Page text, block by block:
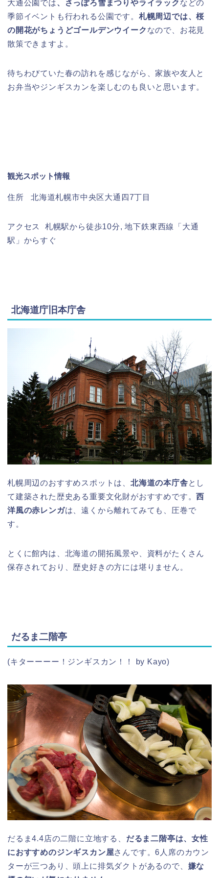
大通公園では、さっぽろ雪まつりやライラック などの
季節イベントも行われる公園です。 札幌周辺では、桜
の開花がちょうどゴールデンウイーク なので、お花見
散策できますよ。
待ちわびていた春の訪れを感じながら、家族や友人と
お弁当やジンギスカンを楽しむのも良いと思います。
観光スポット情報
住所 北海道札幌市中央区大通四7丁目
アクセス 札幌駅から徒歩10分, 地下鉄東西線「大通
駅」からすぐ
北海道庁旧本庁舎
札幌周辺のおすすめスポットは、 北海道の本庁舎とし
て建築された歴史ある重要文化財がおすすめです。西
洋風の赤レンガは、遠くから離れてみても、圧巻で
す。
とくに館内は、北海道の開拓風景や、資料がたくさん
保存されており、歴史好きの方には堪りません。
だるま二階亭
(キターーーー！ジンギスカン！！ by Kayo)
だるま4.4店の二階に立地する、 だるま二階亭は、女性
におすすめのジンギスカン屋さんです。6人席のカウン
ターが三つあり、頭上に排気ダクトがあるので、 嫌な